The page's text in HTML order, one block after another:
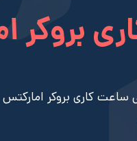
بروکر
کاری بروکر امارکتس